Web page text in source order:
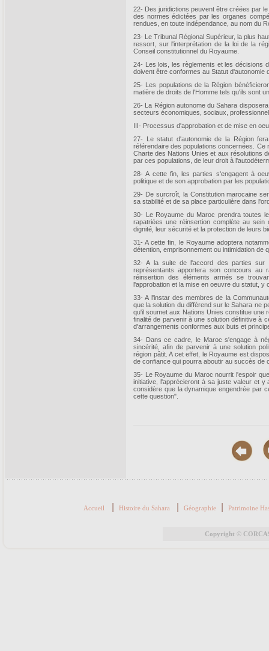
22- Des juridictions peuvent être créées par
des normes édictées par les organes
rendues, en toute indépendance, au nom du
23- Le Tribunal Régional Supérieur, la plus
ressort, sur l'interprétation de la loi de la
Conseil constitutionnel du Royaume.
24- Les lois, les règlements et les décisions
doivent être conformes au Statut d'autonomie
25- Les populations de la Région
matière de droits de l'Homme tels qu'ils sont
26- La Région autonome du Sahara
secteurs économiques, sociaux,
III- Processus d'approbation et de mise en
27- Le statut d'autonomie de la Région
référendaire des populations concernées. Ce
Charte des Nations Unies et aux résolutions
par ces populations, de leur droit à
28- A cette fin, les parties s'engagent à
politique et de son approbation par les
29- De surcroît, la Constitution marocaine
sa stabilité et de sa place particulière dans
30- Le Royaume du Maroc prendra toutes
rapatriées une réinsertion complète au
dignité, leur sécurité et la protection de leurs
31- A cette fin, le Royaume adoptera
détention, emprisonnement ou intimidation de
32- A la suite de l'accord des parties sur
représentants apportera son concours au
réinsertion des éléments armés se
l'approbation et la mise en oeuvre du statut, y
33- A l'instar des membres de la
que la solution du différend sur le Sahara ne
qu'il soumet aux Nations Unies constitue une
finalité de parvenir à une solution définitive à
d'arrangements conformes aux buts et
34- Dans ce cadre, le Maroc s'engage à
sincérité, afin de parvenir à une solution
région pâtit. A cet effet, le Royaume est
de confiance qui pourra aboutir au succès de
35- Le Royaume du Maroc nourrit l'espoir
initiative, l'apprécieront à sa juste valeur et
considère que la dynamique engendrée par
cette question".
Accueil | Histoire du Sahara | Géographie| Patrimoine
Copyright ©